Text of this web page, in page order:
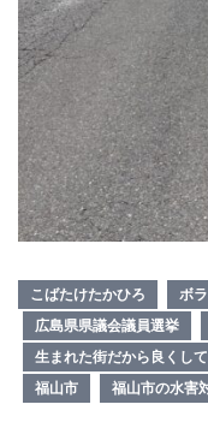
こばたけたかひろ ボ
広島県県議会議員選挙
生まれた街だから良くし
福山市
福山市の水害